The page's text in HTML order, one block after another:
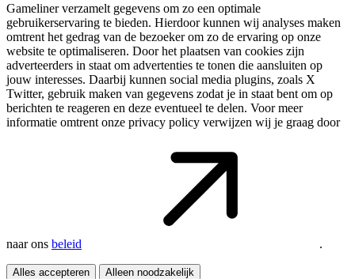
Gameliner verzamelt gegevens om zo een optimale
gebruikerservaring te bieden. Hierdoor kunnen wij analyses maken
omtrent het gedrag van de bezoeker om zo de ervaring op onze
website te optimaliseren. Door het plaatsen van cookies zijn
adverteerders in staat om advertenties te tonen die aansluiten op
jouw interesses. Daarbij kunnen social media plugins, zoals X
Twitter, gebruik maken van gegevens zodat je in staat bent om op
berichten te reageren en deze eventueel te delen. Voor meer
informatie omtrent onze privacy policy verwijzen wij je graag door
naar ons beleid .
Alles accepteren Alleen noodzakelijk